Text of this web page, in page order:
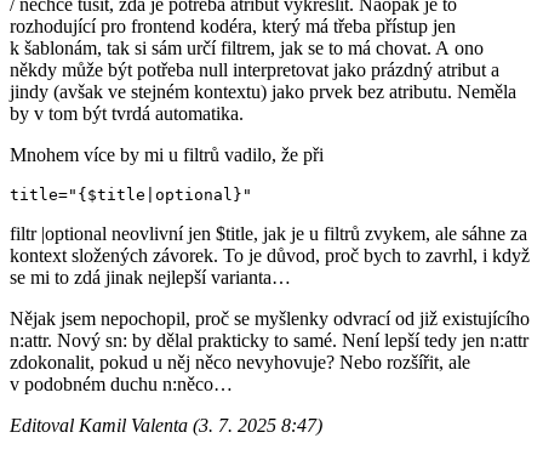
/ nechce tušit, zda je potřeba atribut vykreslit. Naopak je to
rozhodující pro frontend kodéra, který má třeba přístup jen
k šablonám, tak si sám určí filtrem, jak se to má chovat. A ono
někdy může být potřeba null interpretovat jako prázdný atribut a
jindy (avšak ve stejném kontextu) jako prvek bez atributu. Neměla
by v tom být tvrdá automatika.
Mnohem více by mi u filtrů vadilo, že při
title="{$title|optional}"
filtr |optional neovlivní jen $title, jak je u filtrů zvykem, ale sáhne za
kontext složených závorek. To je důvod, proč bych to zavrhl, i když
se mi to zdá jinak nejlepší varianta…
Nějak jsem nepochopil, proč se myšlenky odvrací od již existujícího
n:attr. Nový sn: by dělal prakticky to samé. Není lepší tedy jen n:attr
zdokonalit, pokud u něj něco nevyhovuje? Nebo rozšířit, ale
v podobném duchu n:něco…
Editoval Kamil Valenta (3. 7. 2025 8:47)